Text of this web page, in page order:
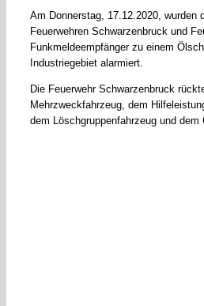
Am Donnerstag, 17.12.2020, wurden
Feuerwehren Schwarzenbruck und
Funkmeldeempfänger zu einem
Industriegebiet alarmiert.
Die Feuerwehr Schwarzenbruck
Mehrzweckfahrzeug, dem
dem Löschgruppenfahrzeug und